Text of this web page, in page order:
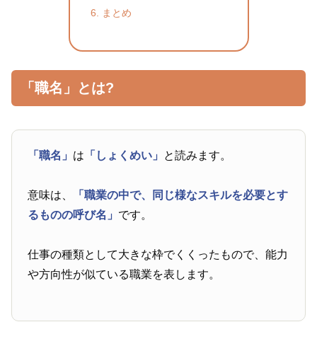
まとめ
「職名」とは?
「職名」 は 「しょくめい」 と読みます。
意味は、
「職業の中で、同じ様なスキルを必要とす
るものの呼び名」 です。
仕事の種類として大きな枠でくくったもので、能力
や方向性が似ている職業を表します。